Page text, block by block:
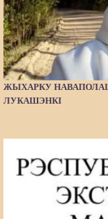
ЖЫХАРКУ
ЛУКАШЭНКІ